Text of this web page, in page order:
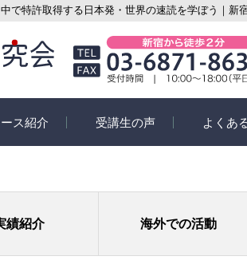
で特許取得する日本発・世界の速読を学ぼう｜新
ス紹介 受講生の声 よくあ
績紹介 海外での活動